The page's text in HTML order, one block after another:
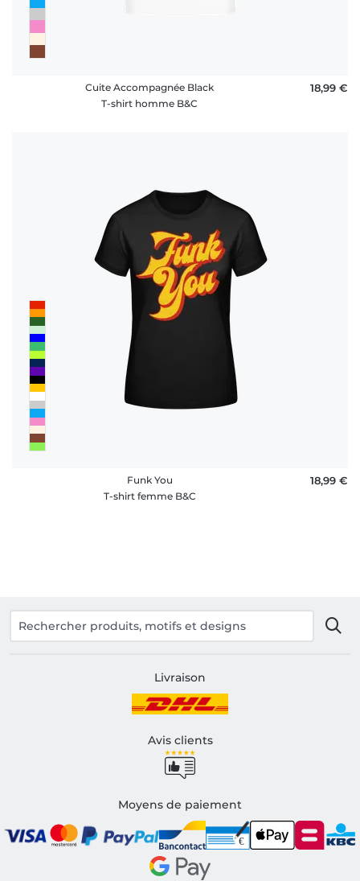
Cuite Accompagnée Black
T-shirt homme B&C
18,99 €
Funk You
T-shirt femme B&C
18,99 €
Livraison
Avis clients
Moyens de paiement